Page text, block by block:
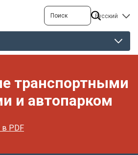
Поиск
SELECT
YOUR
транспортными
и автопарком
в PDF